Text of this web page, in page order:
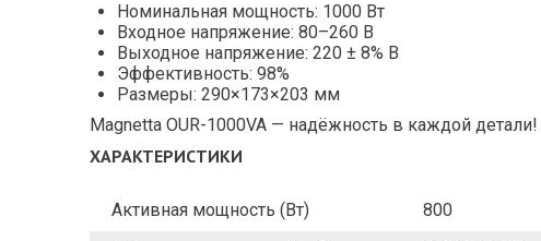
Номинальная мощность: 1000 Вт
Входное напряжение: 80–260 В
Выходное напряжение: 220 ± 8% В
Эффективность: 98%
Размеры: 290×173×203 мм
Magnetta OUR-1000VA — надёжность в каждой детали!
ХАРАКТЕРИСТИКИ
Активная мощность (Вт) 800